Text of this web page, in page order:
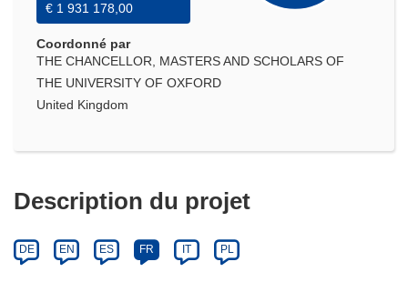
€ 1 931 178,00
Coordonné par
THE CHANCELLOR, MASTERS AND SCHOLARS OF
THE UNIVERSITY OF OXFORD
United Kingdom
Description du projet
DE EN ES FR IT PL